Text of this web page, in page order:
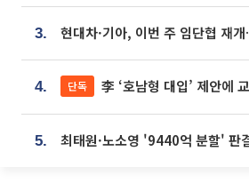
3.
4. 단독 李 ‘호남형 대입’ 제안에 교육청·지역대학
5.